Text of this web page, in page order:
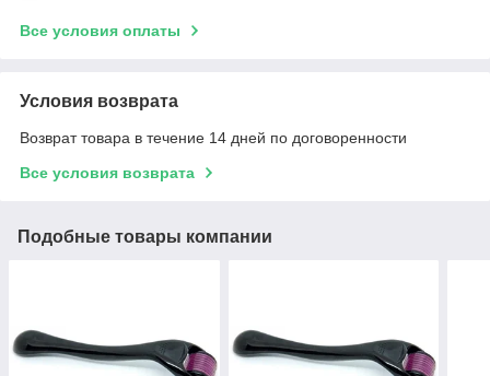
Все условия оплаты
Условия возврата
Возврат товара в течение 14 дней по договоренности
Все условия возврата
Подобные товары компании